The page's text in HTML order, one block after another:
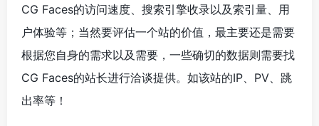
CG Faces的访问速度、搜索引擎收录以及索引量、用
户体验等；当然要评估一个站的价值，最主要还是需要
根据您自身的需求以及需要，一些确切的数据则需要找
CG Faces的站长进行洽谈提供。如该站的IP、PV、跳
出率等！